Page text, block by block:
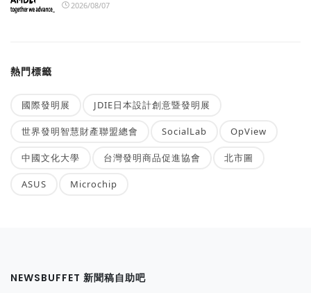
2026/08/07
熱門標籤
國際發明展 JDIE日本設計創意暨發明展
世界發明智慧財產聯盟總會 SocialLab OpView
中國文化大學 台灣發明商品促進協會 北市圖
ASUS Microchip
NEWSBUFFET 新聞稿自助吧